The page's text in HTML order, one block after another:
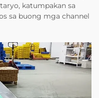
katumpakan sa
sa buong mga channel